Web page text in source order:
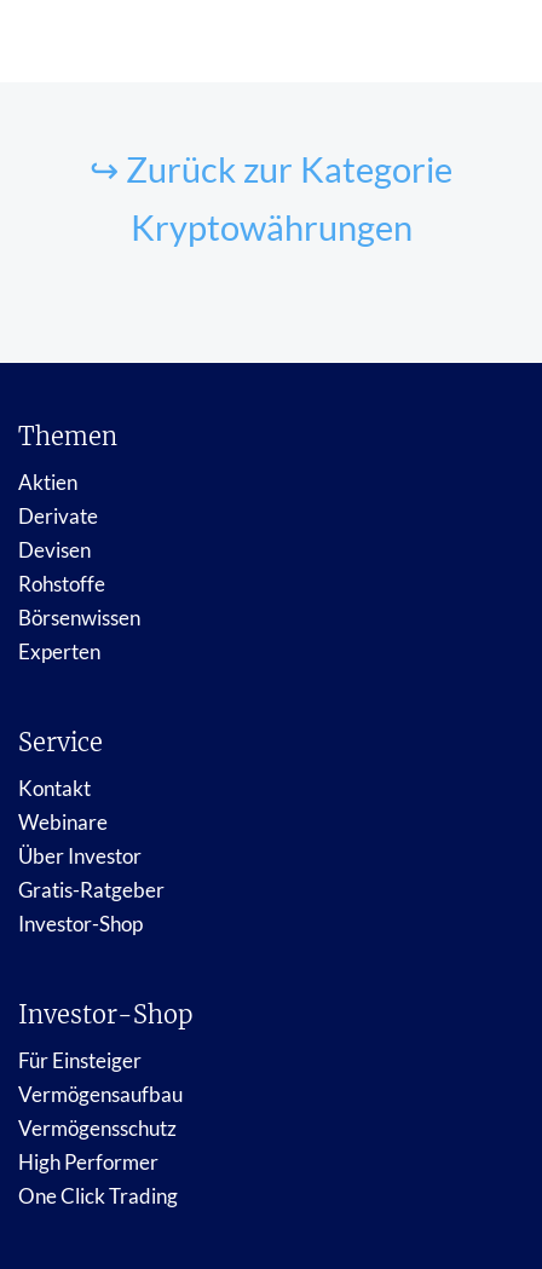
↪ Zurück zur Kategorie
Kryptowährungen
Themen
Aktien
Derivate
Devisen
Rohstoffe
Börsenwissen
Experten
Service
Kontakt
Webinare
Über Investor
Gratis-Ratgeber
Investor-Shop
Investor-Shop
Für Einsteiger
Vermögensaufbau
Vermögensschutz
High Performer
One Click Trading